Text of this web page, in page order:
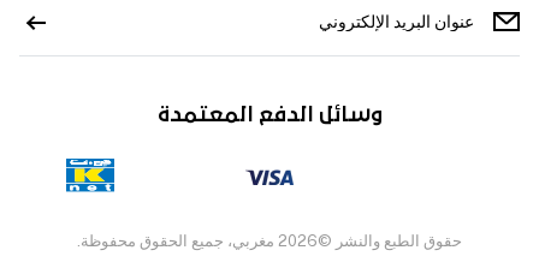
وسائل الدفع المعتمدة
حقوق الطبع والنشر ©2026 مغربي، جميع الحقوق محفوظة.